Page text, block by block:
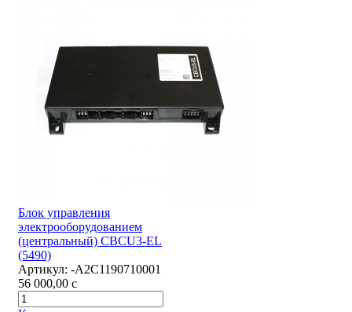
Блок управления
электрооборудованием
(центральный) CBCU3-EL
(5490)
Артикул: -А2С1190710001
56 000,00 c